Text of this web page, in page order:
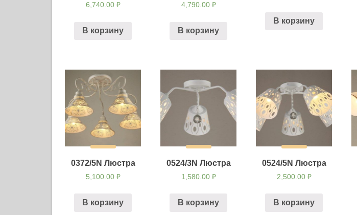
6,740.00 ₽
В корзину
4,790.00 ₽
В корзину
В корзину
0372/5N Люстра
5,100.00 ₽
В корзину
0524/3N Люстра
1,580.00 ₽
В корзину
0524/5N Люстра
2,500.00 ₽
В корзину